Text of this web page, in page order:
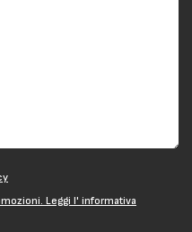
Leggi l' informativa